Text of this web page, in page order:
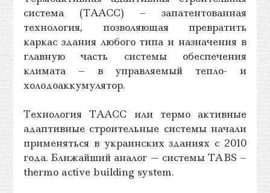
система (ТААСС) – запатентованная
технология, позволяющая превратить
каркас здания любого типа и назначения в
главную часть системы обеспечения
климата – в управляемый тепло- и
холодоаккумулятор.
Технология ТААСС или термо активные
адаптивные строительные системы начали
применяться в украинских зданиях с 2010
года. Ближайший аналог — системы TABS –
thermo active building system.